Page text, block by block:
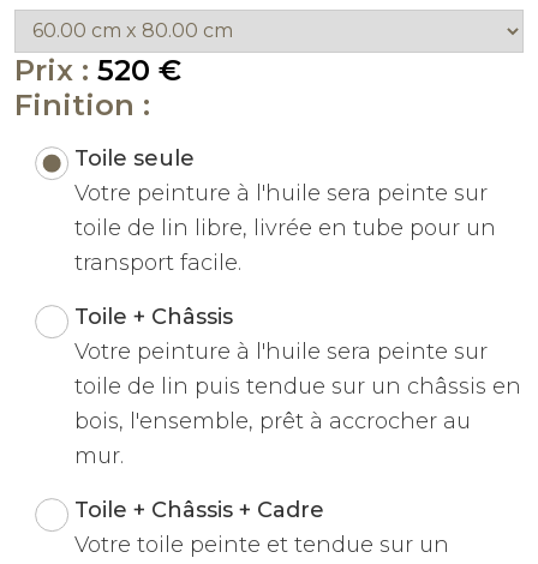
Prix : 520 €
Finition :
Toile seule
Votre peinture à l'huile sera peinte sur
toile de lin libre, livrée en tube pour un
transport facile.
Toile + Châssis
Votre peinture à l'huile sera peinte sur
toile de lin puis tendue sur un châssis en
bois, l'ensemble, prêt à accrocher au
mur.
Toile + Châssis + Cadre
Votre toile peinte et tendue sur un